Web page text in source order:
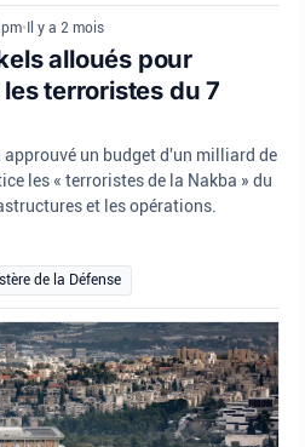
• Il y a 2 mois
alloués pour
terroristes du 7
approuvé un budget d'un milliard de
les « terroristes de la Nakba » du
et les opérations.
de la Défense